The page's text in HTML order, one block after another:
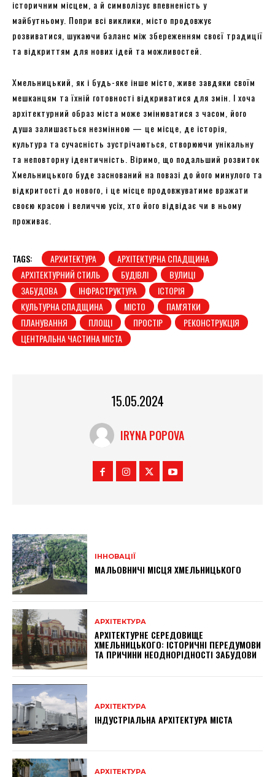
історичним місцем, а й символізує впевненість у
майбутньому. Попри всі виклики, місто продовжує
розвиватися, шукаючи баланс між збереженням своєї традиції
та відкриттям для нових ідей та можливостей.
Хмельницький, як і будь-яке інше місто, живе завдяки своїм
мешканцям та їхній готовності відкриватися для змін. І хоча
архітектурний образ міста може змінюватися з часом, його
душа залишається незмінною — це місце, де історія,
культура та сучасність зустрічаються, створюючи унікальну
та неповторну ідентичність. Віримо, що подальший розвиток
Хмельницького буде заснований на повазі до його минулого та
відкритості до нового, і це місце продовжуватиме вражати
своєю красою і величчю усіх, хто його відвідає чи в ньому
проживає.
TAGS: АРХИТЕКТУРА
АРХІТЕКТУРНА СПАДЩИНА
АРХІТЕКТУРНИЙ СТИЛЬ
БУДІВЛІ
ВУЛИЦІ
ЗАБУДОВА
ІНФРАСТРУКТУРА
ІСТОРІЯ
КУЛЬТУРНА СПАДЩИНА
МІСТО
ПАМ'ЯТКИ
ПЛАНУВАННЯ
ПЛОЩІ ПРОСТІР
РЕКОНСТРУКЦІЯ
ЦЕНТРАЛЬНА ЧАСТИНА МІСТА
15.05.2024
IRYNA POPOVA
ІННОВАЦІЇ
МАЛЬОВНИЧІ МІСЦЯ ХМЕЛЬНИЦЬКОГО
АРХІТЕКТУРА
АРХІТЕКТУРНЕ СЕРЕДОВИЩЕ
ХМЕЛЬНИЦЬКОГО: ІСТОРИЧНІ ПЕРЕДУМОВИ
ТА ПРИЧИНИ НЕОДНОРІДНОСТІ ЗАБУДОВИ
АРХІТЕКТУРА
ІНДУСТРІАЛЬНА АРХІТЕКТУРА МІСТА
АРХІТЕКТУРА